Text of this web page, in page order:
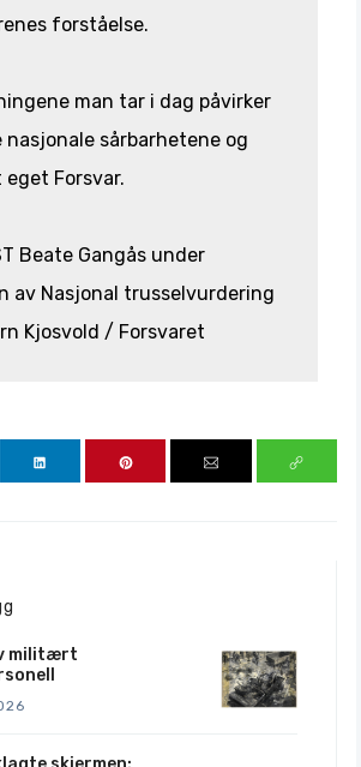
forståelse.
man tar i dag påvirker
sårbarhetene og
Forsvar.
Beate Gangås under
av Nasjonal trusselvurdering
Kjosvold / Forsvaret
militært